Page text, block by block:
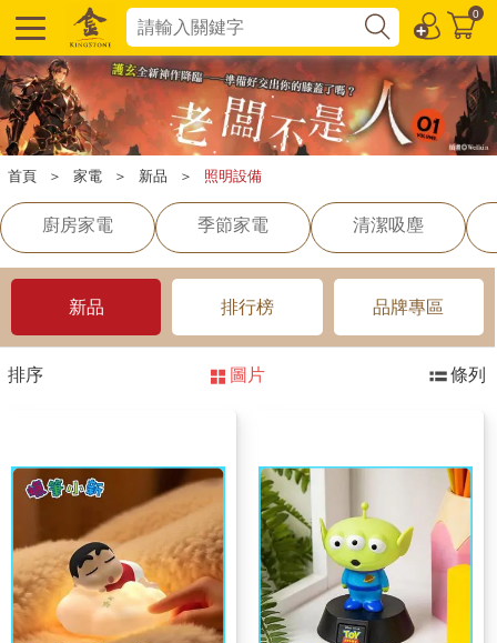
0
首頁 ＞ 家電 ＞ 新品 ＞ 照明設備
廚房家電 季節家電 清潔吸塵
新品 排行榜 品牌專區
排序 圖片 條列